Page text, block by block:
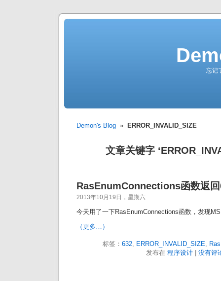
忘记
Demon's Blog » ERROR_INVALID_SIZE
文章关键字
RasEnumConnections函数返
2013年10月19日，星期六
今天用了一下RasEnumConnections函数，发现
（更多…）
标签： 632, ERROR_INVALID_SIZE,
发布在 程序设计| 没有评